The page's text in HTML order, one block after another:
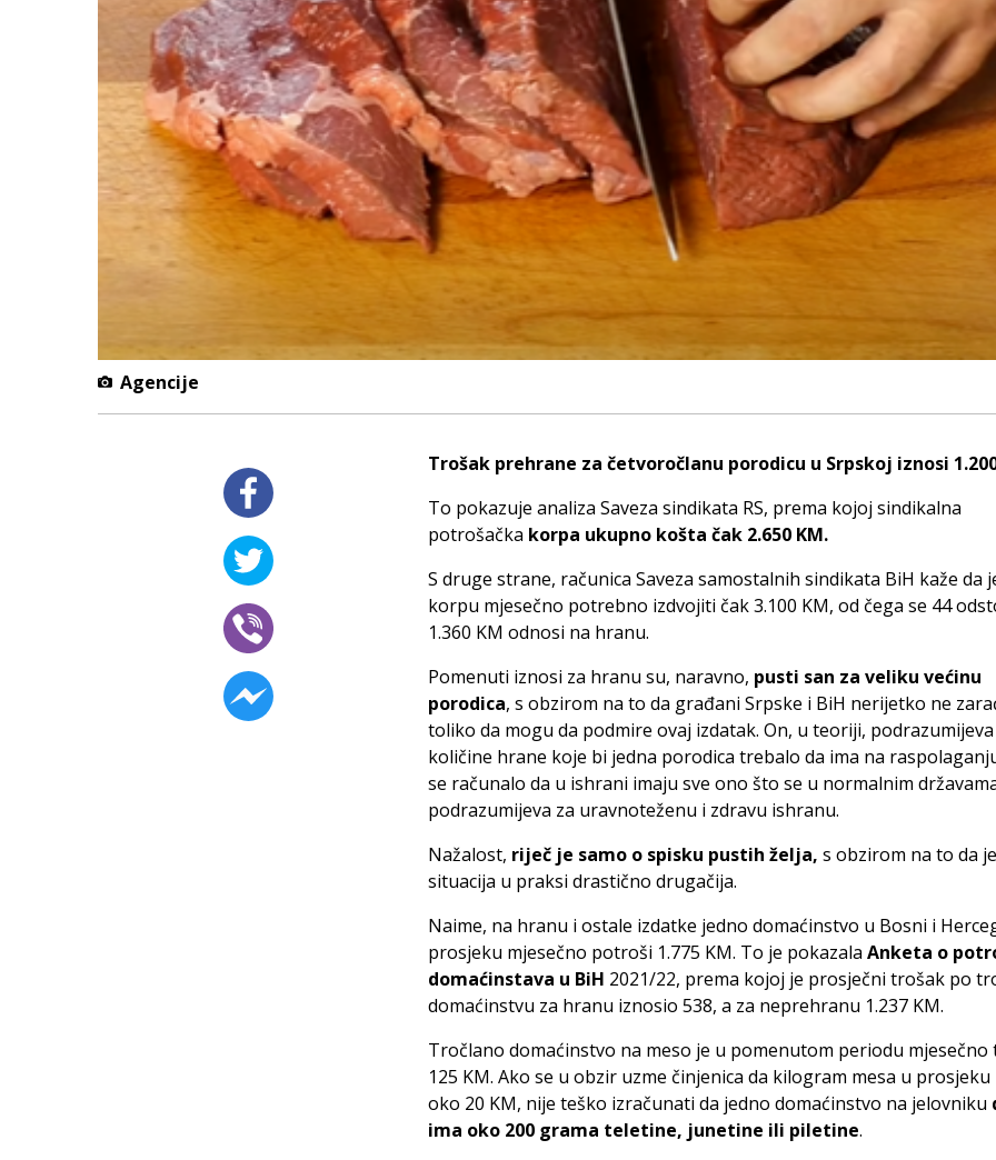
Agencije
Trošak prehrane za četvoročlanu porodicu u Srpskoj iznosi
To pokazuje analiza Saveza sindikata RS, prema kojoj sindikalna
potrošačka korpa ukupno košta čak 2.650 KM.
S druge strane, računica Saveza samostalnih sindikata BiH kaže da
korpu mjesečno potrebno izdvojiti čak 3.100 KM, od čega se 44
1.360 KM odnosi na hranu.
Pomenuti iznosi za hranu su, naravno, pusti san za veliku većinu
porodica, s obzirom na to da građani Srpske i BiH nerijetko ne
toliko da mogu da podmire ovaj izdatak. On, u teoriji,
količine hrane koje bi jedna porodica trebalo da ima na
se računalo da u ishrani imaju sve ono što se u normalnim
podrazumijeva za uravnoteženu i zdravu ishranu.
Nažalost, riječ je samo o spisku pustih želja, s obzirom na to da je
situacija u praksi drastično drugačija.
Naime, na hranu i ostale izdatke jedno domaćinstvo u Bosni i
prosjeku mjesečno potroši 1.775 KM. To je pokazala Anketa o
domaćinstava u BiH 2021/22, prema kojoj je prosječni trošak po
domaćinstvu za hranu iznosio 538, a za neprehranu 1.237 KM.
Tročlano domaćinstvo na meso je u pomenutom periodu
125 KM. Ako se u obzir uzme činjenica da kilogram mesa u
oko 20 KM, nije teško izračunati da jedno domaćinstvo na jelovniku
ima oko 200 grama teletine, junetine ili piletine.